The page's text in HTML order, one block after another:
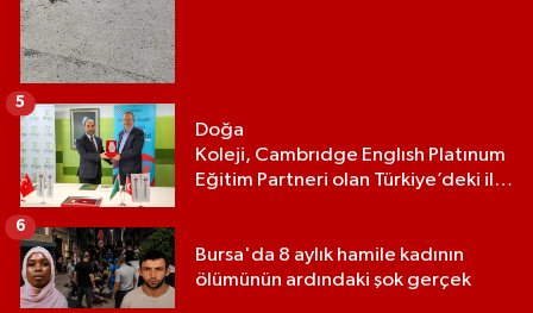
Doğa
Koleji, Cambrıdge Englısh Platınum
Eğitim Partneri olan Türkiye’deki ilk
5
Bursa'da 8 aylık hamile kadının
ölümünün ardındaki şok gerçek
6